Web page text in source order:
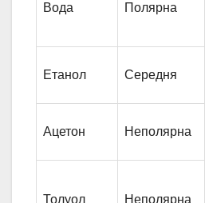
Вода Полярна
Етанол Середня
Ацетон Неполярна
Толуол Неполярна